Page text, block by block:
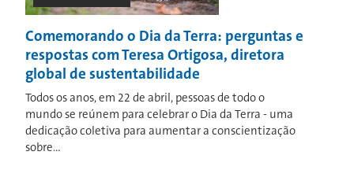
Comemorando o Dia da Terra: perguntas e
respostas com Teresa Ortigosa, diretora
global de sustentabilidade
Todos os anos, em 22 de abril, pessoas de todo o
mundo se reúnem para celebrar o Dia da Terra - uma
dedicação coletiva para aumentar a conscientização
sobre...